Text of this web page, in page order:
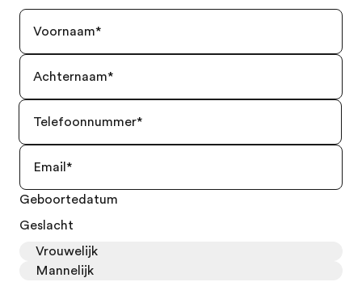
Geboortedatum
Geslacht
Vrouwelijk
Mannelijk